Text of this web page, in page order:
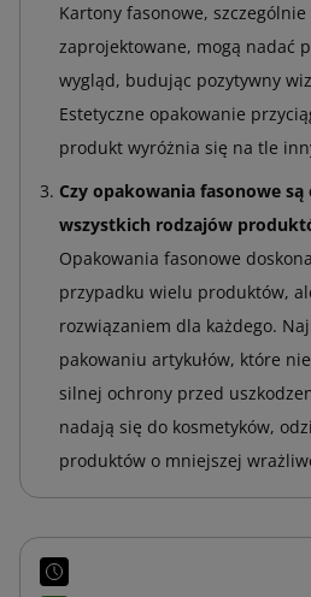
Kartony fasonowe,
zaprojektowane, mogą nadać
wygląd, budując pozytywny
Estetyczne opakowanie
produkt wyróżnia się na tle
Czy opakowania fasonowe
wszystkich rodzajów
Opakowania fasonowe
przypadku wielu produktów,
rozwiązaniem dla każdego.
pakowaniu artykułów, które
silnej ochrony przed
nadają się do kosmetyków,
produktów o mniejszej